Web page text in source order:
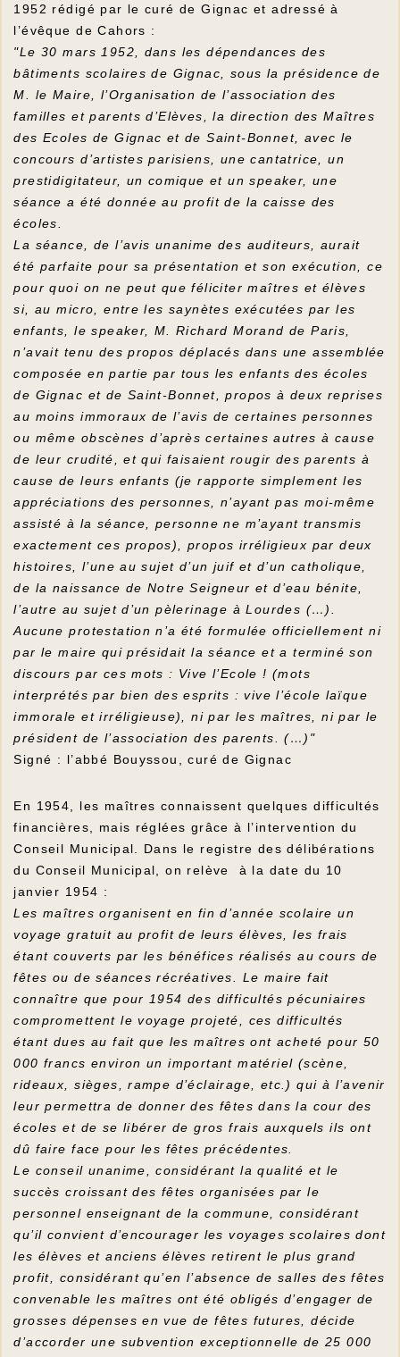
1952 rédigé par le curé de Gignac et adressé à
l’évêque de Cahors :
"Le 30 mars 1952, dans les dépendances des
bâtiments scolaires de Gignac, sous la présidence de
M. le Maire, l’Organisation de l’association des
familles et parents d’Elèves, la direction des Maîtres
des Ecoles de Gignac et de Saint-Bonnet, avec le
concours d’artistes parisiens, une cantatrice, un
prestidigitateur, un comique et un speaker, une
séance a été donnée au profit de la caisse des
écoles.
La séance, de l’avis unanime des auditeurs, aurait
été parfaite pour sa présentation et son exécution, ce
pour quoi on ne peut que féliciter maîtres et élèves
si, au micro, entre les saynètes exécutées par les
enfants, le speaker, M. Richard Morand de Paris,
n’avait tenu des propos déplacés dans une assemblée
composée en partie par tous les enfants des écoles
de Gignac et de Saint-Bonnet, propos à deux reprises
au moins immoraux de l’avis de certaines personnes
ou même obscènes d’après certaines autres à cause
de leur crudité, et qui faisaient rougir des parents à
cause de leurs enfants (je rapporte simplement les
appréciations des personnes, n’ayant pas moi-même
assisté à la séance, personne ne m’ayant transmis
exactement ces propos), propos irréligieux par deux
histoires, l’une au sujet d’un juif et d’un catholique,
de la naissance de Notre Seigneur et d’eau bénite,
l’autre au sujet d’un pèlerinage à Lourdes (…).
Aucune protestation n’a été formulée officiellement ni
par le maire qui présidait la séance et a terminé son
discours par ces mots : Vive l’Ecole ! (mots
interprétés par bien des esprits : vive l’école laïque
immorale et irréligieuse), ni par les maîtres, ni par le
président de l’association des parents. (…)"
Signé : l’abbé Bouyssou, curé de Gignac
En 1954, les maîtres connaissent quelques difficultés
financières, mais réglées grâce à l’intervention du
Conseil Municipal. Dans le registre des délibérations
du Conseil Municipal, on relève à la date du 10
janvier 1954 :
Les maîtres organisent en fin d’année scolaire un
voyage gratuit au profit de leurs élèves, les frais
étant couverts par les bénéfices réalisés au cours de
fêtes ou de séances récréatives. Le maire fait
connaître que pour 1954 des difficultés pécuniaires
compromettent le voyage projeté, ces difficultés
étant dues au fait que les maîtres ont acheté pour 50
000 francs environ un important matériel (scène,
rideaux, sièges, rampe d’éclairage, etc.) qui à l’avenir
leur permettra de donner des fêtes dans la cour des
écoles et de se libérer de gros frais auxquels ils ont
dû faire face pour les fêtes précédentes.
Le conseil unanime, considérant la qualité et le
succès croissant des fêtes organisées par le
personnel enseignant de la commune, considérant
qu’il convient d’encourager les voyages scolaires dont
les élèves et anciens élèves retirent le plus grand
profit, considérant qu’en l’absence de salles des fêtes
convenable les maîtres ont été obligés d’engager de
grosses dépenses en vue de fêtes futures, décide
d’accorder une subvention exceptionnelle de 25 000